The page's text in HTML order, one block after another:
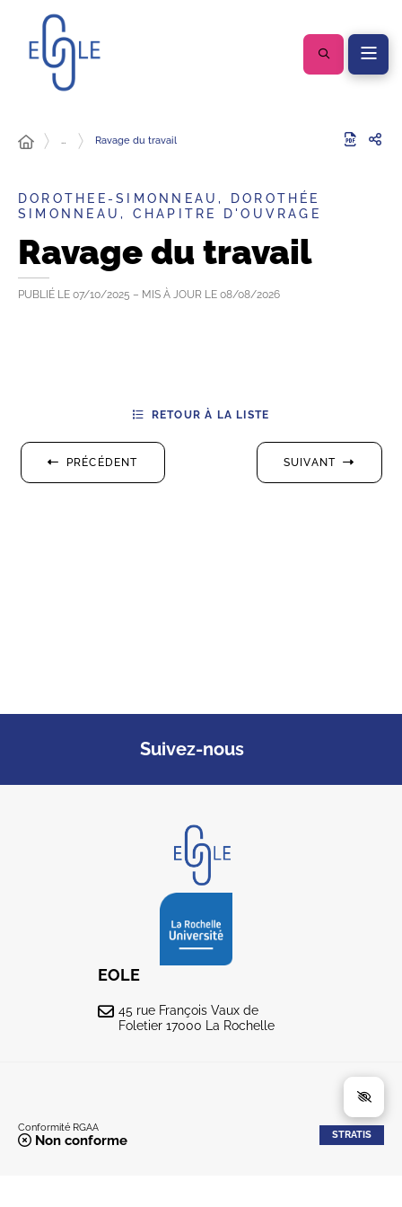
… Ravage du travail
DOROTHEE-SIMONNEAU, DOROTHÉE
SIMONNEAU, CHAPITRE D'OUVRAGE
Ravage du travail
PUBLIÉ LE 07/10/2025 – MIS À JOUR LE 08/08/2026
PRÉCÉDENT
RETOUR À LA LISTE
SUIVANT
Suivez-nous
EOLE
45 rue François Vaux de
Foletier 17000 La Rochelle
Conformité RGAA
Non conforme STRATIS